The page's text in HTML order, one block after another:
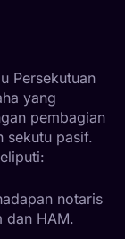
Persekutuan
yang
pembagian
sekutu pasif.
notaris
dan HAM.